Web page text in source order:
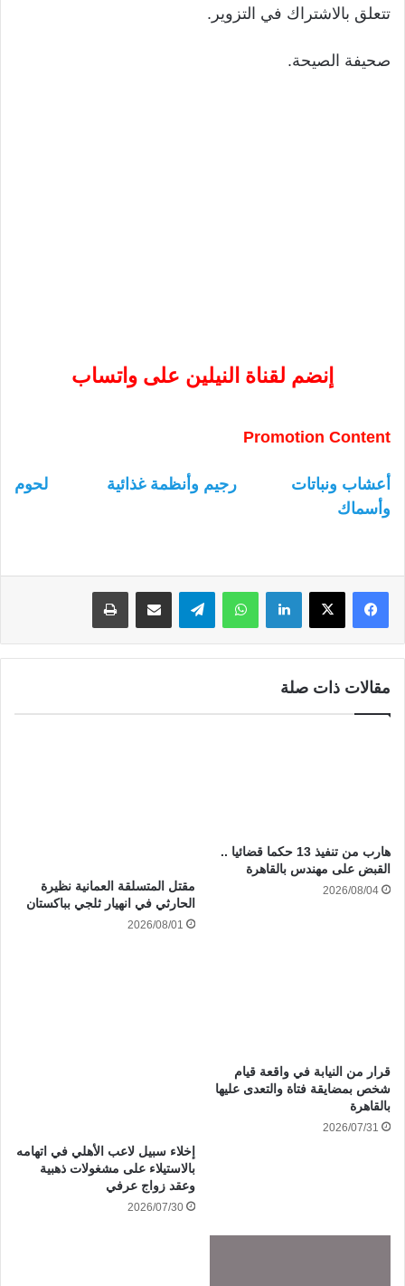
تتعلق بالاشتراك في التزوير.
صحيفة الصيحة.
إنضم لقناة النيلين على واتساب
Promotion Content
أعشاب ونباتات رجيم وأنظمة غذائية
لحوم
وأسماك
لينكدإن واتساب
مقالات ذات صلة
هارب من تنفيذ 13 حكما قضائيا ..
القبض على مهندس بالقاهرة
2026/08/04
مقتل المتسلقة العمانية نظيرة
الحارثي في انهيار ثلجي بباكستان
2026/08/01
قرار من النيابة في واقعة قيام
شخص بمضايقة فتاة والتعدى عليها
بالقاهرة
2026/07/31
إخلاء سبيل لاعب الأهلي في اتهامه
بالاستيلاء على مشغولات ذهبية
وعقد زواج عرفي
2026/07/30